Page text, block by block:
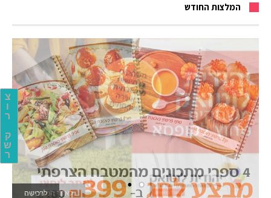
צ
ו
ר
ק
ש
ר
המלצות החודש
לאתר המשחקים